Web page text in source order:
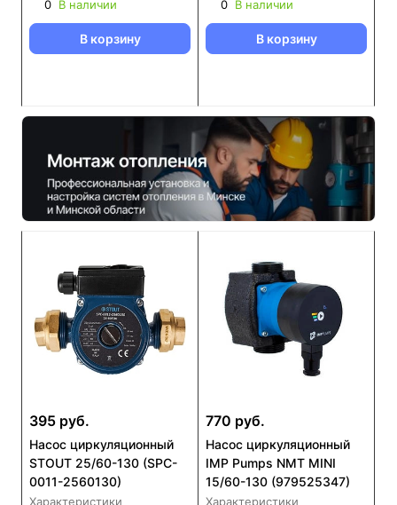
0 В наличии
В корзину
0 В наличии
В корзину
395 руб.
Насос циркуляционный
STOUT 25/60-130 (SPC-
0011-2560130)
Характеристики
770 руб.
Насос циркуляционный
IMP Pumps NMT MINI
15/60-130 (979525347)
Характеристики